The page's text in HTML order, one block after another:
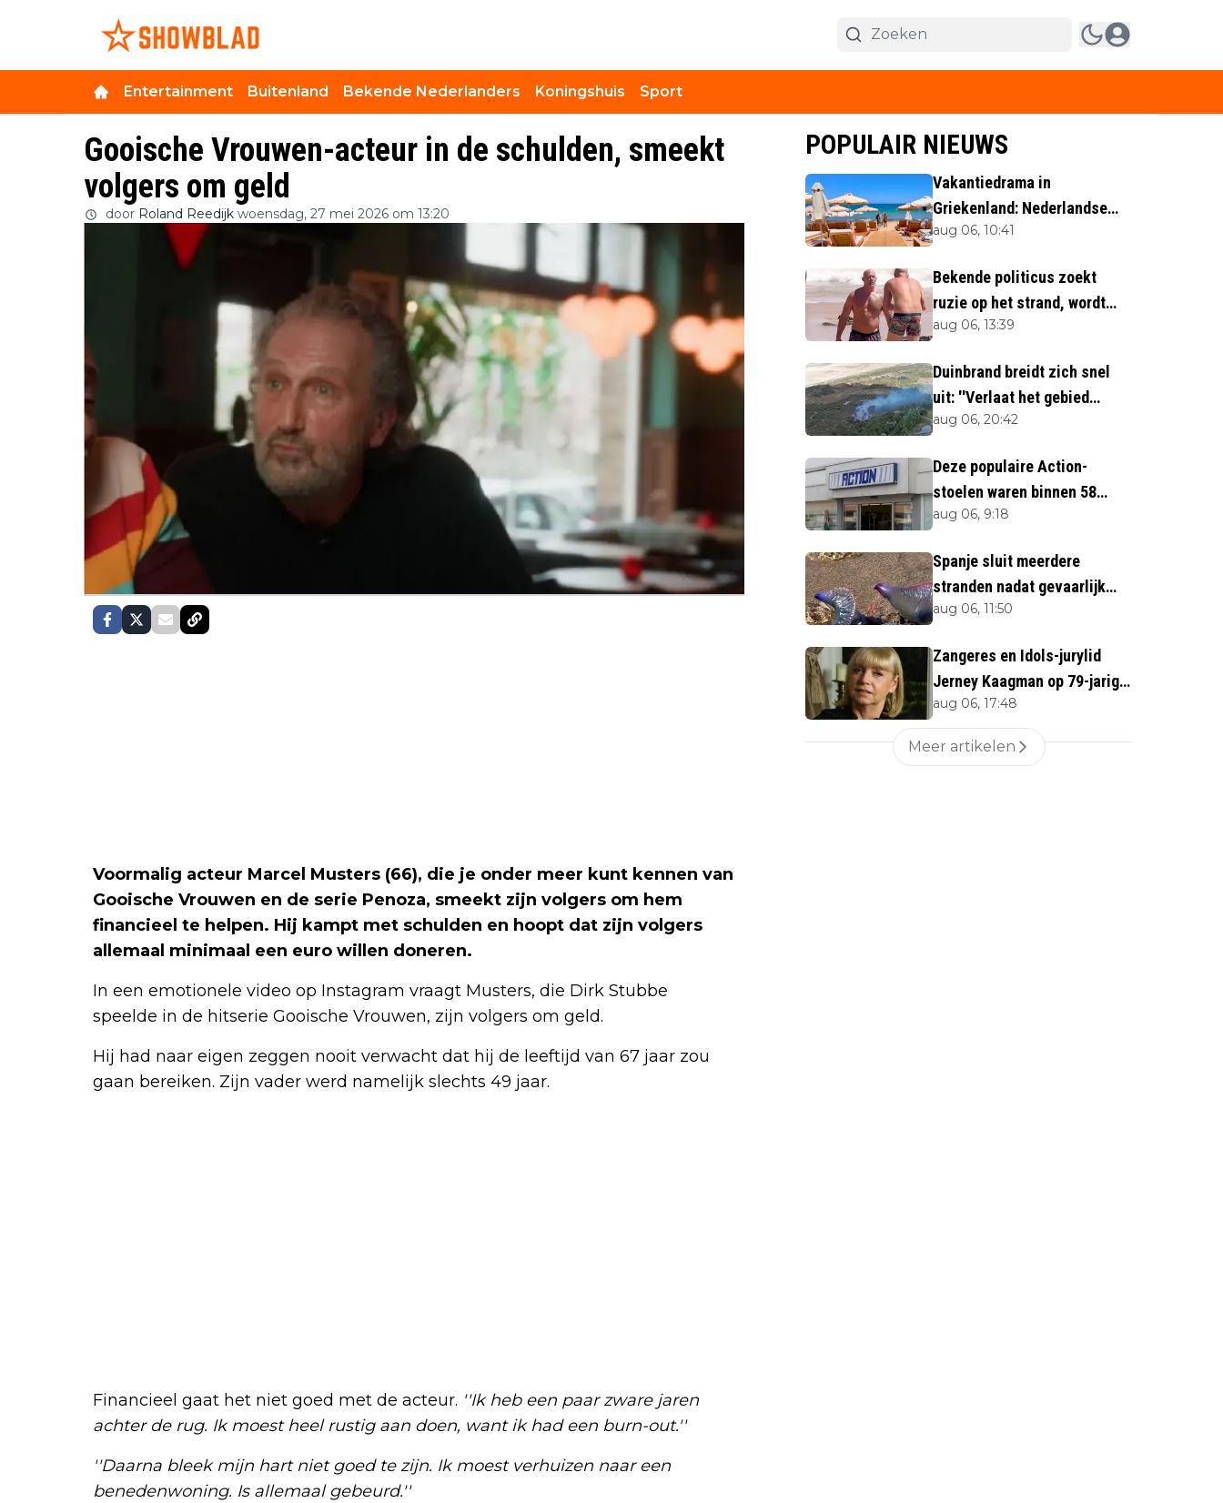
Entertainment Buitenland Bekende Nederlanders Koningshuis Sport
Gooische Vrouwen-acteur in de schulden, smeekt
volgers om geld
door Roland Reedijk woensdag, 27 mei 2026 om 13:20
Voormalig acteur Marcel Musters (66), die je onder meer kunt kennen van
Gooische Vrouwen en de serie Penoza, smeekt zijn volgers om hem
financieel te helpen. Hij kampt met schulden en hoopt dat zijn volgers
allemaal minimaal een euro willen doneren.
In een emotionele video op Instagram vraagt Musters, die Dirk Stubbe
speelde in de hitserie Gooische Vrouwen, zijn volgers om geld.
Hij had naar eigen zeggen nooit verwacht dat hij de leeftijd van 67 jaar zou
gaan bereiken. Zijn vader werd namelijk slechts 49 jaar.
Financieel gaat het niet goed met de acteur. ''Ik heb een paar zware jaren
achter de rug. Ik moest heel rustig aan doen, want ik had een burn-out.''
''Daarna bleek mijn hart niet goed te zijn. Ik moest verhuizen naar een
benedenwoning. Is allemaal gebeurd.''
POPULAIR NIEUWS
Vakantiedrama in
Griekenland: Nederlandse
(40) omgekomen
aug 06, 10:41
Bekende politicus zoekt
ruzie op het strand, wordt
neergemaaid
aug 06, 13:39
Duinbrand breidt zich snel
uit: ''Verlaat het gebied
direct''
aug 06, 20:42
Deze populaire Action-
stoelen waren binnen 58
minuten uitverkocht zijn
aug 06, 9:18
Spanje sluit meerdere
stranden nadat gevaarlijk
zeedier opduikt
aug 06, 11:50
Zangeres en Idols-jurylid
Jerney Kaagman op 79-jarige
leeftijd overleden
aug 06, 17:48
Meer artikelen